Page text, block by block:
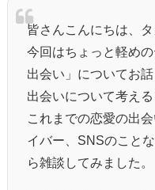
皆さんこんにちは、
今回はちょっと軽め
出会い」についてお
出会いについて考え
これまでの恋愛の出
イバー、SNSのこと
ら雑談してみました。